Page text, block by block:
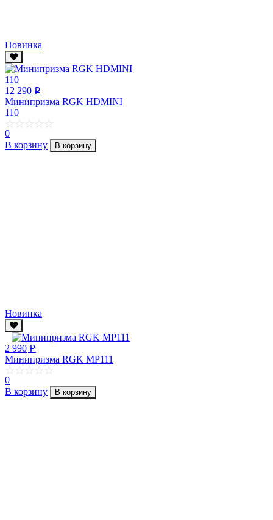
Новинка
12 290 p
Минипризма RGK HDMINI
110
0
В корзину
В корзину
Новинка
2 990 p
Минипризма RGK MP111
0
В корзину
В корзину